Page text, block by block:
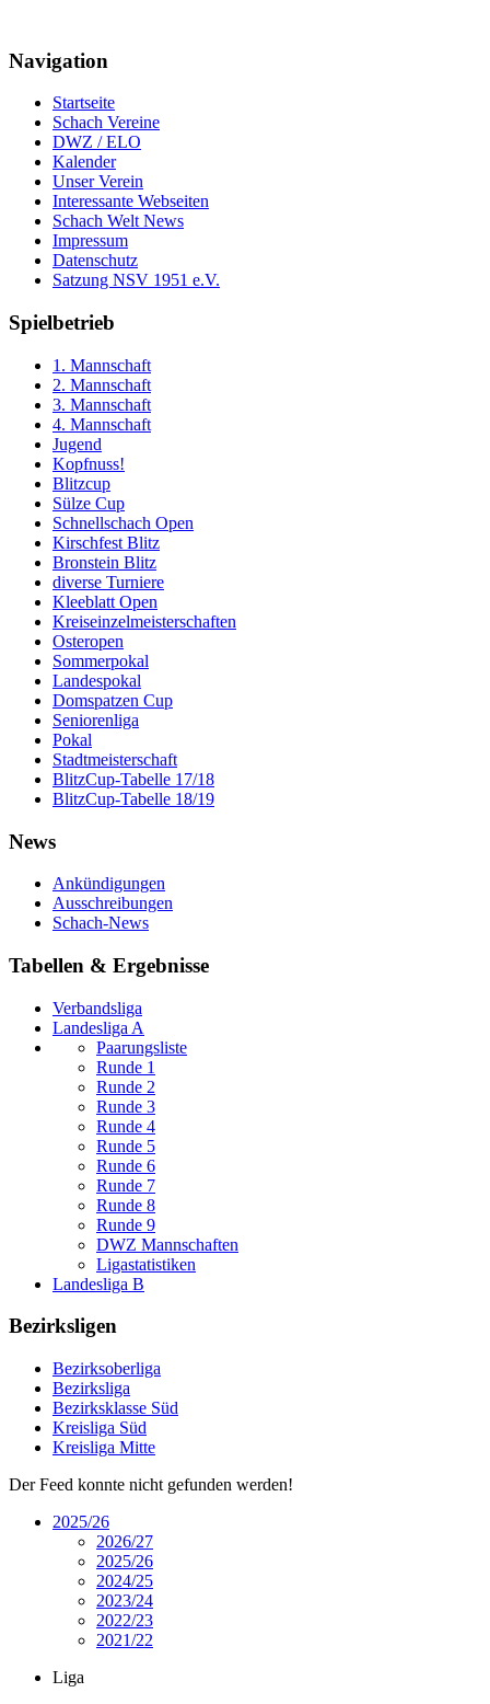
Navigation
Startseite
Schach Vereine
DWZ / ELO
Kalender
Unser Verein
Interessante Webseiten
Schach Welt News
Impressum
Datenschutz
Satzung NSV 1951 e.V.
Spielbetrieb
1. Mannschaft
2. Mannschaft
3. Mannschaft
4. Mannschaft
Jugend
Kopfnuss!
Blitzcup
Sülze Cup
Schnellschach Open
Kirschfest Blitz
Bronstein Blitz
diverse Turniere
Kleeblatt Open
Kreiseinzelmeisterschaften
Osteropen
Sommerpokal
Landespokal
Domspatzen Cup
Seniorenliga
Pokal
Stadtmeisterschaft
BlitzCup-Tabelle 17/18
BlitzCup-Tabelle 18/19
News
Ankündigungen
Ausschreibungen
Schach-News
Tabellen & Ergebnisse
Verbandsliga
Landesliga A
Paarungsliste
Runde 1
Runde 2
Runde 3
Runde 4
Runde 5
Runde 6
Runde 7
Runde 8
Runde 9
DWZ Mannschaften
Ligastatistiken
Landesliga B
Bezirksligen
Bezirksoberliga
Bezirksliga
Bezirksklasse Süd
Kreisliga Süd
Kreisliga Mitte
Der Feed konnte nicht gefunden werden!
2025/26
2026/27
2025/26
2024/25
2023/24
2022/23
2021/22
Liga